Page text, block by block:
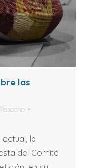
las
actual, la
del Comité